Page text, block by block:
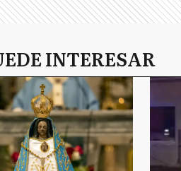
INTERESAR